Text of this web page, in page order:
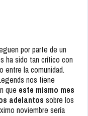
por parte de un
ha sido tan crítico con
entre la comunidad.
nos tiene
que este mismo mes
adelantos sobre los
noviembre sería